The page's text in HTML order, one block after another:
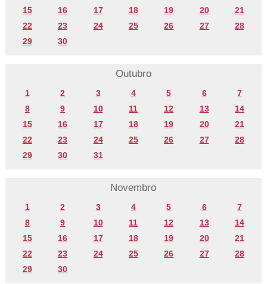
15
16 17 18 19 20
21
22
23 24 25 26 27
28
29
30
Outubro
1 2 3 4 5 6
7
8
9 10 11 12 13
14
15
16 17 18 19 20
21
22
23 24 25 26 27
28
29
30 31
Novembro
1 2 3 4 5 6
7
8
9 10 11 12 13
14
15
16 17 18 19 20
21
22
23 24 25 26 27
28
29
30